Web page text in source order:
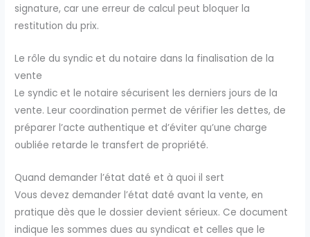
signature, car une erreur de calcul peut bloquer la
restitution du prix.
Le rôle du syndic et du notaire dans la finalisation de la
vente
Le syndic et le notaire sécurisent les derniers jours de la
vente. Leur coordination permet de vérifier les dettes, de
préparer l’acte authentique et d’éviter qu’une charge
oubliée retarde le transfert de propriété.
Quand demander l’état daté et à quoi il sert
Vous devez demander l’état daté avant la vente, en
pratique dès que le dossier devient sérieux. Ce document
indique les sommes dues au syndicat et celles que le